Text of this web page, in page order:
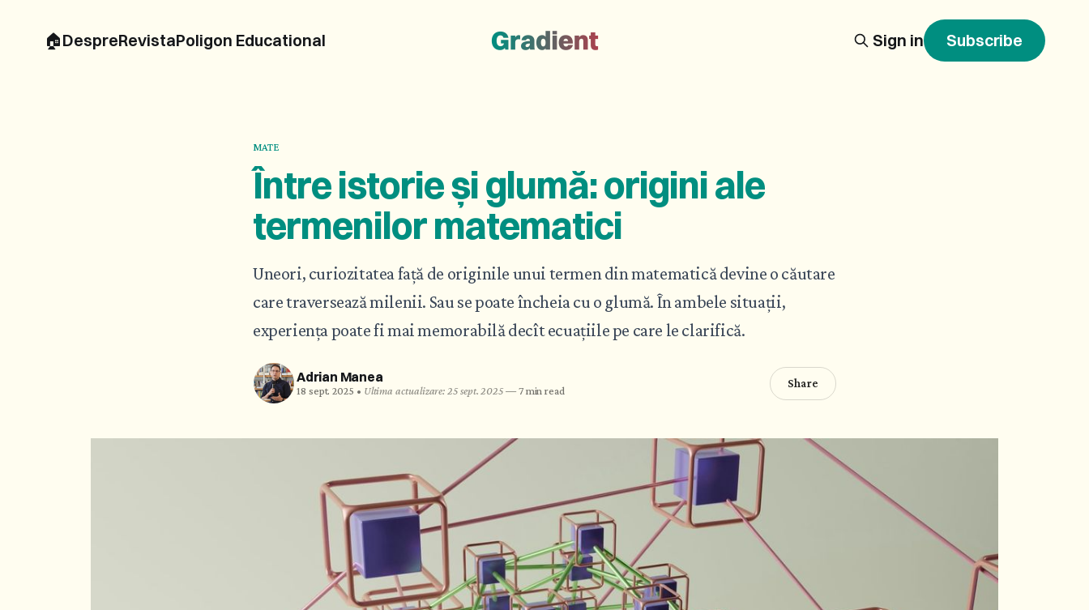
🏠DespreRevistaPoligon Educational Sign in Subscribe
MATE
Între istorie și glumă: origini ale
termenilor matematici
Uneori, curiozitatea față de originile unui termen din matematică devine o căutare
care traversează milenii. Sau se poate încheia cu o glumă. În ambele situații,
experiența poate fi mai memorabilă decît ecuațiile pe care le clarifică.
Adrian Manea
18 sept. 2025 • Ultima actualizare: 25 sept. 2025 —7 min read
Share